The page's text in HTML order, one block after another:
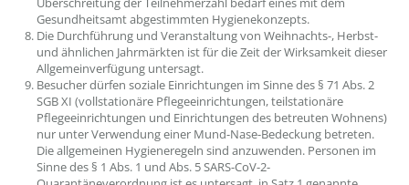
Gesundheitsamt abgestimmten Hygienekonzepts.
Die Durchführung und Veranstaltung von Weihnachts-, Herbst-
und ähnlichen Jahrmärkten ist für die Zeit der Wirksamkeit dieser
Allgemeinverfügung untersagt.
Besucher dürfen soziale Einrichtungen im Sinne des § 71 Abs. 2
SGB XI (vollstationäre Pflegeeinrichtungen, teilstationäre
Pflegeeinrichtungen und Einrichtungen des betreuten Wohnens)
nur unter Verwendung einer Mund-Nase-Bedeckung betreten.
Die allgemeinen Hygieneregeln sind anzuwenden. Personen im
Sinne des § 1 Abs. 1 und Abs. 5 SARS-CoV-2-